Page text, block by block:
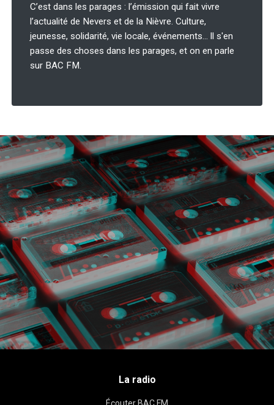
C’est dans les parages : l’émission qui fait vivre
l’actualité de Nevers et de la Nièvre. Culture,
jeunesse, solidarité, vie locale, événements… ll s'en
passe des choses dans les parages, et on en parle
sur BAC FM.
La radio